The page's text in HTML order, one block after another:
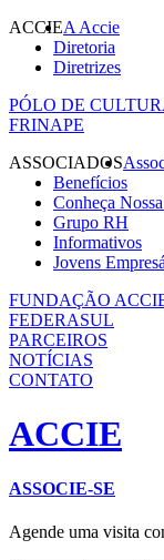
ACCIEA Accie
Diretoria
Diretrizes
PÓLO DE
FRINAPE
ASSOCIADOS
Benefícios
Conheça
Grupo RH
Informativos
Jovens
FUNDAÇÃO
FEDERASUL
PARCEIROS
NOTÍCIAS
CONTATO
ACCIE
ASSOCIE-SE
Agende uma visita